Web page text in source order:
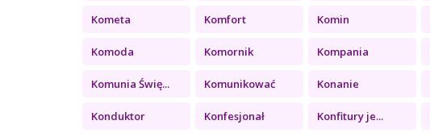
Kometa Komfort Komin
Komoda Komornik Kompania
Komunia Świę... Komunikować Konanie
Konduktor Konfesjonał Konfitury je...